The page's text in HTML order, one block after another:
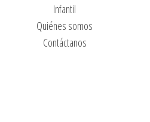
Infantil
Quiénes somos
Contáctanos